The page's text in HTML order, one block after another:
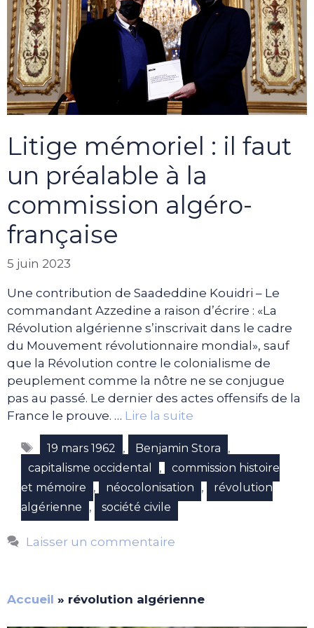
Litige mémoriel : il faut
un préalable à la
commission algéro-
française
5 juin 2023
Une contribution de Saadeddine Kouidri – Le
commandant Azzedine a raison d’écrire : «La
Révolution algérienne s’inscrivait dans le cadre
du Mouvement révolutionnaire mondial», sauf
que la Révolution contre le colonialisme de
peuplement comme la nôtre ne se conjugue
pas au passé. Le dernier des actes offensifs de la
France le prouve. … Lire la suite
Étiquettes
19 mars 1962 , Benjamin Stora ,
capitalisme occidental ,
commission histoire
et mémoire
, néocolonisation ,
révolution
algérienne
, société civile
Laisser un commentaire
Accueil » révolution algérienne